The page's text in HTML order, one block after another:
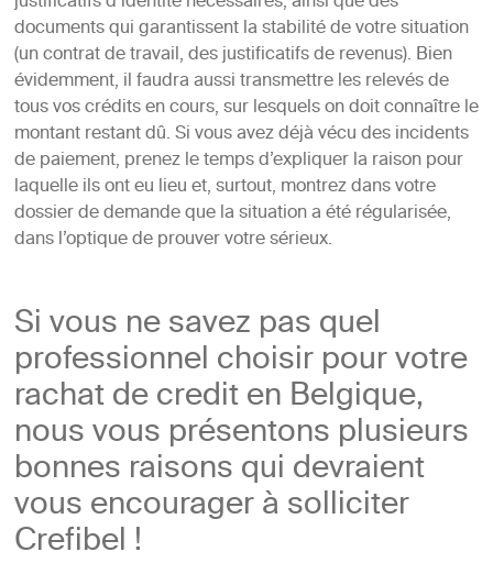
documents qui garantissent la stabilité de votre situation
(un contrat de travail, des justificatifs de revenus). Bien
évidemment, il faudra aussi transmettre les relevés de
tous vos crédits en cours, sur lesquels on doit connaître le
montant restant dû. Si vous avez déjà vécu des incidents
de paiement, prenez le temps d’expliquer la raison pour
laquelle ils ont eu lieu et, surtout, montrez dans votre
dossier de demande que la situation a été régularisée,
dans l’optique de prouver votre sérieux.
Si vous ne savez pas quel
professionnel choisir pour votre
rachat de credit en Belgique,
nous vous présentons plusieurs
bonnes raisons qui devraient
vous encourager à solliciter
Crefibel !